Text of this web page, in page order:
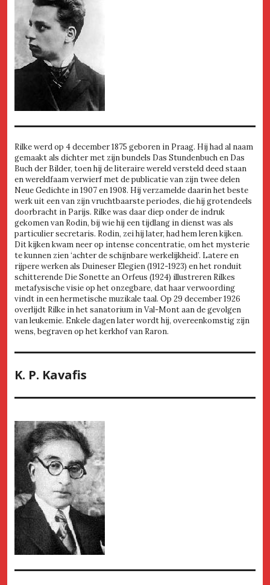
Rilke werd op 4 december 1875 geboren in Praag. Hij had al naam
gemaakt als dichter met zijn bundels Das Stundenbuch en Das
Buch der Bilder, toen hij de literaire wereld versteld deed staan
en wereldfaam verwierf met de publicatie van zijn twee delen
Neue Gedichte in 1907 en 1908. Hij verzamelde daarin het beste
werk uit een van zijn vruchtbaarste periodes, die hij grotendeels
doorbracht in Parijs. Rilke was daar diep onder de indruk
gekomen van Rodin, bij wie hij een tijdlang in dienst was als
particulier secretaris. Rodin, zei hij later, had hem leren kijken.
Dit kijken kwam neer op intense concentratie, om het mysterie
te kunnen zien ‘achter de schijnbare werkelijkheid’. Latere en
rijpere werken als Duineser Elegien (1912-1923) en het ronduit
schitterende Die Sonette an Orfeus (1924) illustreren Rilkes
metafysische visie op het onzegbare, dat haar verwoording
vindt in een hermetische muzikale taal. Op 29 december 1926
overlijdt Rilke in het sanatorium in Val-Mont aan de gevolgen
van leukemie. Enkele dagen later wordt hij, overeenkomstig zijn
wens, begraven op het kerkhof van Raron.
K. P. Kavafis